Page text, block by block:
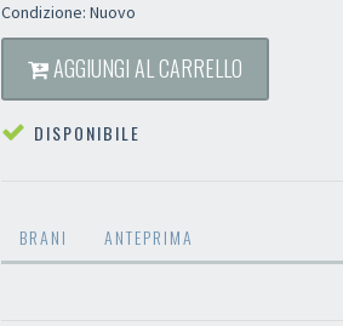
Condizione: Nuovo
AGGIUNGI AL CARRELLO
DISPONIBILE
BRANI ANTEPRIMA